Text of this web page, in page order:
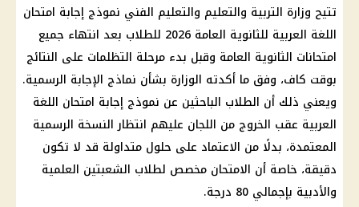
تتيح وزارة التربية والتعليم والتعليم الفني نموذج إجابة امتحان
اللغة العربية للثانوية العامة 2026 للطلاب بعد انتهاء جميع
امتحانات الثانوية العامة وقبل بدء مرحلة التظلمات على النتائج
بوقت كاف، وفق ما أكدته الوزارة بشأن نماذج الإجابة الرسمية.
ويعني ذلك أن الطلاب الباحثين عن نموذج إجابة امتحان اللغة
العربية عقب الخروج من اللجان عليهم انتظار النسخة الرسمية
المعتمدة، بدلًا من الاعتماد على حلول متداولة قد لا تكون
دقيقة، خاصة أن الامتحان مخصص لطلاب الشعبتين العلمية
والأدبية بإجمالي 80 درجة.